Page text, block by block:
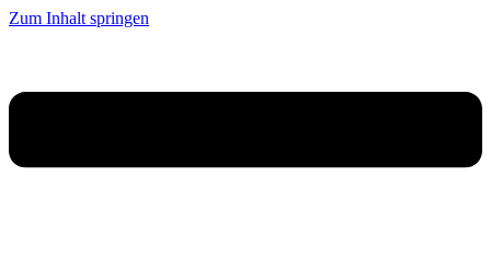
Zum Inhalt springen